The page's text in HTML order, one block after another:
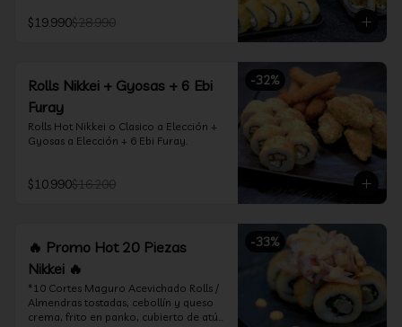
-Camarón furay, queso crema,
frito en tempura.
-Kanikama, queso crema, envuelto en
nori (hosomaki)
$19.990$28.990
-32%
Rolls Nikkei + Gyosas + 6 Ebi
Furay
Rolls Hot Nikkei o Clasico a Elección +
Gyosas a Elección + 6 Ebi Furay.
$10.990$16.200
-33%
🔥 Promo Hot 20 Piezas
Nikkei 🔥
*10 Cortes Maguro Acevichado Rolls /
Almendras tostadas, cebollín y queso
crema, frito en panko, cubierto de atún